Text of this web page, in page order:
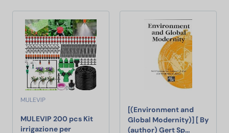
MULEVIP
MULEVIP 200 pcs Kit
irrigazione per
[(Environment and
Global Modernity)] [ By
(author) Gert Sp…